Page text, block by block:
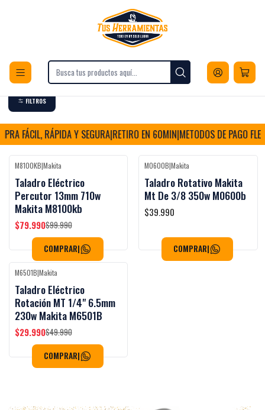
Envios a todo Chile
Herramientas Eléctricas
Taladros
FILTROS
FÁCIL, RÁPIDA Y SEGURA|RETIRO EN 60MIN|METODOS DE PAGO
-20%OFF
M8100KB|Makita
Taladro Eléctrico
Percutor 13mm 710w
Makita M8100kb
$79.990$99.990
COMPRAR|
M0600B|Makita
Taladro Rotativo Makita
Mt De 3/8 350w M0600b
$39.990
COMPRAR|
-40%OFF
M6501B|Makita
Taladro Eléctrico
Rotación MT 1/4" 6.5mm
230w Makita M6501B
$29.990$49.990
COMPRAR|